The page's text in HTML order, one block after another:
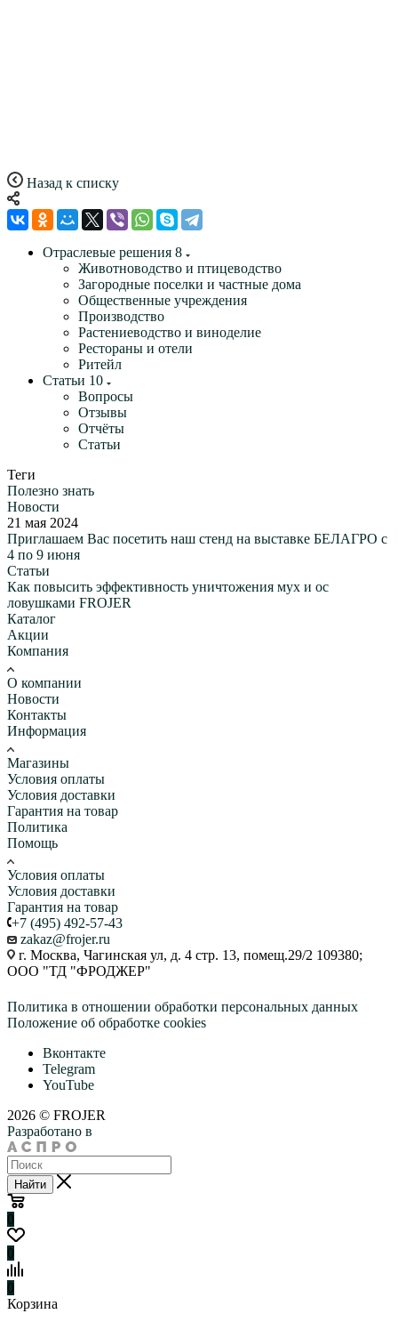
Назад к списку
Отраслевые решения 8
Животноводство и птицеводство
Загородные поселки и частные дома
Общественные учреждения
Производство
Растениеводство и виноделие
Рестораны и отели
Ритейл
Статьи 10
Вопросы
Отзывы
Отчёты
Статьи
Теги
Полезно знать
Новости
21 мая 2024
Приглашаем Вас посетить наш стенд на выставке БЕЛАГРО с
4 по 9 июня
Статьи
Как повысить эффективность уничтожения мух и ос
ловушками FROJER
Каталог
Акции
Компания
О компании
Новости
Контакты
Информация
Магазины
Условия оплаты
Условия доставки
Гарантия на товар
Политика
Помощь
Условия оплаты
Условия доставки
Гарантия на товар
+7 (495) 492-57-43
zakaz@frojer.ru
г. Москва, Чагинская ул, д. 4 стр. 13, помещ.29/2 109380;
ООО "ТД "ФРОДЖЕР"
Политика в отношении обработки персональных данных
Положение об обработке cookies
Вконтакте
Telegram
YouTube
2026 © FROJER
Разработано в
Найти
0
0
0
Корзина